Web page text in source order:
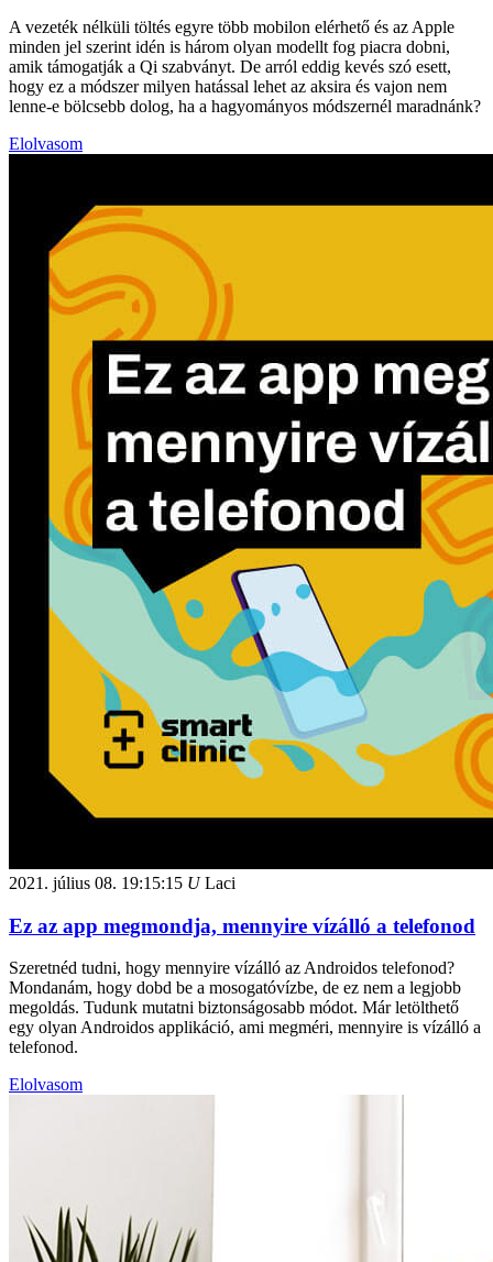
A vezeték nélküli töltés egyre több mobilon elérhető és az Apple
minden jel szerint idén is három olyan modellt fog piacra dobni,
amik támogatják a Qi szabványt. De arról eddig kevés szó esett,
hogy ez a módszer milyen hatással lehet az aksira és vajon nem
lenne-e bölcsebb dolog, ha a hagyományos módszernél maradnánk?
Elolvasom
2021. július 08. 19:15:15 ULaci
Ez az app megmondja, mennyire vízálló a telefonod
Szeretnéd tudni, hogy mennyire vízálló az Androidos telefonod?
Mondanám, hogy dobd be a mosogatóvízbe, de ez nem a legjobb
megoldás. Tudunk mutatni biztonságosabb módot. Már letölthető
egy olyan Androidos applikáció, ami megméri, mennyire is vízálló a
telefonod.
Elolvasom